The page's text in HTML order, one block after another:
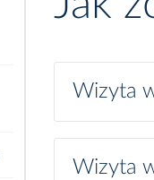
Wizyta
Wizyta